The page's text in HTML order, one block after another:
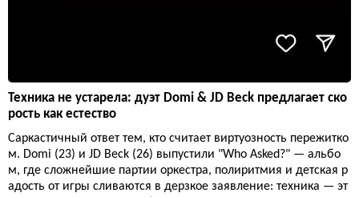
Техника не устарела: дуэт Domi & JD Beck предлагает ско
рость как естество
Саркастичный ответ тем, кто считает виртуозность пережитко
м. Domi (23) и JD Beck (26) выпустили "Who Asked?" — альбо
м, где сложнейшие партии оркестра, полиритмия и детская р
адость от игры сливаются в дерзкое заявление: техника — эт